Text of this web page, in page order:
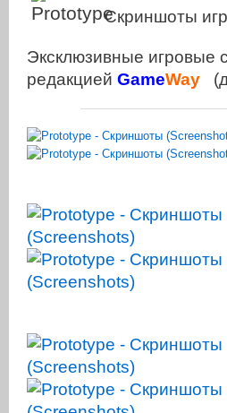
Скриншоты
Эксклюзивные игровые
редакцией GameWay